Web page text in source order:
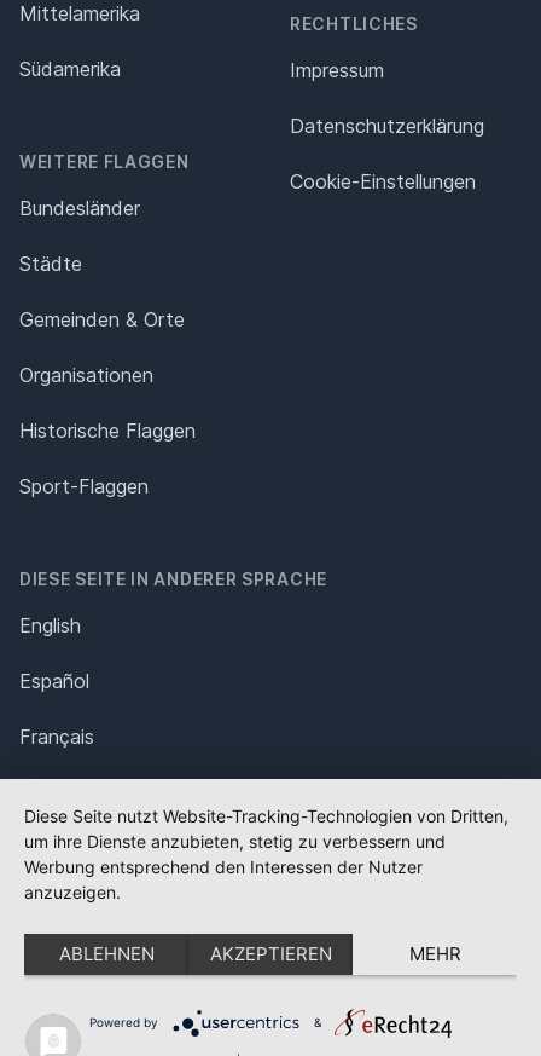
Mittelamerika
Südamerika
WEITERE FLAGGEN
Bundesländer
Städte
Gemeinden & Orte
Organisationen
Historische Flaggen
Sport-Flaggen
RECHTLICHES
Impressum
Datenschutz­erklärung
Cookie-Einstellungen
DIESE SEITE IN ANDERER SPRACHE
English
Español
Français
Polska
Português
Nederlands
Svenska
Diese Seite nutzt Website-Tracking-Technologien von Dritten,
um ihre Dienste anzubieten, stetig zu verbessern und
Werbung entsprechend den Interessen der Nutzer
anzuzeigen.
ABLEHNEN AKZEPTIEREN MEHR
Powered by &